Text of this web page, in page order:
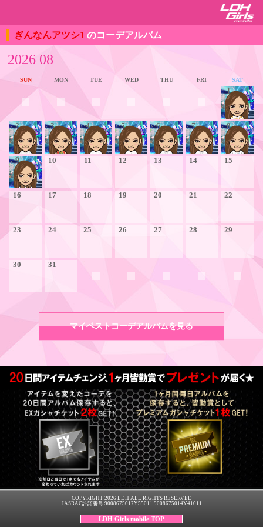
ぎんなんアツシ1 のコーデアルバム
2026 08
SUN MON TUE WED THU FRI SAT
1
2 3 4 5 6 7 8
9 10 11 12 13 14 15
16 17 18 19 20 21 22
23 24 25 26 27 28 29
30 31
マイベストコーデアルバムを見る
COPYRIGHT 2026 LDH ALL RIGHTS RESERVED
JASRAC許諾番号 9008675017Y55011 9008675014Y41011
LDH Girls mobile TOP